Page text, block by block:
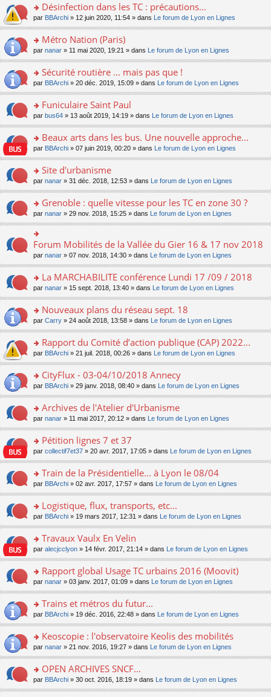
e
nt
u
s
ré
e
nt
lu
le
pl
u
s
e
nt
g
e
n
o
lu
pl
u
s
c
e
nt
e
s
a
g
e
n
n
lu
le
pl
u
c
e
nt
ult
er
le
m
e
a
g
e
n
n
le
pl
u
ré
c
e
nt
o
n
ult
er
le
m
e
a
g
e
n
n
le
pl
u
ré
c
e
nt
Désinfection dans les TC : précautions...
par BBArchi » 12 juin 2020, 11:54 » dans Le forum de Lyon en Lignes
o
n
ult
er
le
m
e
a
g
e
n
n
le
pl
u
s
ré
c
e
nt
Métro Nation (Paris)
par nanar » 11 mai 2020, 19:21 » dans Le forum de Lyon en Lignes
o
n
ult
er
le
m
e
a
g
e
n
n
le
pl
u
s
c
e
nt
Sécurité routière ... mais pas que !
par BBArchi » 20 déc. 2019, 15:09 » dans Le forum de Lyon en Lignes
o
n
ult
er
le
m
e
a
g
e
n
o
lu
pl
u
s
c
e
nt
Funiculaire Saint Paul
par bus64 » 13 août 2019, 14:19 » dans Le forum de Lyon en Lignes
o
n
ult
er
le
m
e
s
g
e
n
o
lu
pl
u
s
c
e
nt
Beaux arts dans les bus. Une nouvelle approche...
par BBArchi » 07 juin 2019, 00:20 » dans Le forum de Lyon en Lignes
o
n
ult
er
le
m
e
s
g
e
n
o
lu
pl
u
s
c
e
nt
Site d'urbanisme
par nanar » 31 déc. 2018, 12:53 » dans Le forum de Lyon en Lignes
o
n
s
ult
er
le
m
e
s
g
e
n
o
lu
pl
u
s
c
e
nt
Grenoble : quelle vitesse pour les TC en zone 30 ?
par nanar » 29 nov. 2018, 15:25 » dans Le forum de Lyon en Lignes
o
n
er
le
m
e
s
a
g
e
n
n
lu
le
pl
u
c
e
nt
Forum Mobilités de la Vallée du Gier 16 & 17 nov 2018
par nanar » 07 nov. 2018, 14:30 » dans Le forum de Lyon en Lignes
o
n
ult
er
le
m
e
a
g
e
n
n
le
pl
u
ré
c
e
nt
La MARCHABILITE conférence Lundi 17 /09 / 2018
par nanar » 15 sept. 2018, 13:40 » dans Le forum de Lyon en Lignes
o
n
ult
er
le
m
e
a
g
e
n
n
le
pl
u
ré
c
e
nt
Nouveaux plans du réseau sept. 18
par Carry » 24 août 2018, 13:58 » dans Le forum de Lyon en Lignes
o
n
ult
er
le
m
e
a
g
e
n
n
le
pl
u
ré
c
e
nt
Rapport du Comité d’action publique (CAP) 2022...
par BBArchi » 21 juil. 2018, 00:26 » dans Le forum de Lyon en Lignes
o
n
ult
er
le
m
e
a
g
e
n
n
le
pl
u
ré
c
e
nt
CityFlux - 03-04/10/2018 Annecy
par BBArchi » 29 janv. 2018, 08:40 » dans Le forum de Lyon en Lignes
o
n
ult
er
le
m
e
a
g
e
n
n
le
pl
u
ré
c
e
nt
Archives de l'Atelier d'Urbanisme
par nanar » 11 mai 2017, 20:12 » dans Le forum de Lyon en Lignes
o
n
ult
er
le
m
e
a
g
e
n
n
le
pl
u
ré
c
e
nt
Pétition lignes 7 et 37
par collectif7et37 » 20 avr. 2017, 17:05 » dans Le forum de Lyon en Lignes
o
n
ult
er
le
m
e
a
g
e
n
n
le
pl
u
ré
c
e
Train de la Présidentielle... à Lyon le 08/04
par BBArchi » 02 avr. 2017, 17:57 » dans Le forum de Lyon en Lignes
o
n
ult
er
le
m
e
a
g
e
n
n
le
pl
u
Logistique, flux, transports, etc...
par BBArchi » 19 mars 2017, 12:31 » dans Le forum de Lyon en Lignes
o
n
ult
er
le
m
e
a
g
e
n
n
Travaux Vaulx En Velin
par alecjcclyon » 14 févr. 2017, 21:14 » dans Le forum de Lyon en Lignes
o
n
ult
er
le
m
e
a
g
e
Rapport global Usage TC urbains 2016 (Moovit)
par nanar » 03 janv. 2017, 01:09 » dans Le forum de Lyon en Lignes
o
n
ult
er
le
m
e
Trains et métros du futur...
par BBArchi » 19 déc. 2016, 22:48 » dans Le forum de Lyon en Lignes
o
n
ult
er
le
Keoscopie : l'observatoire Keolis des mobilités
par nanar » 21 nov. 2016, 19:27 » dans Le forum de Lyon en Lignes
o
n
OPEN ARCHIVES SNCF...
par BBArchi » 30 oct. 2016, 18:19 » dans Le forum de Lyon en Lignes